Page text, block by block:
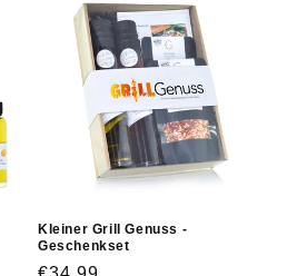
Kleiner Grill Genuss -
Geschenkset